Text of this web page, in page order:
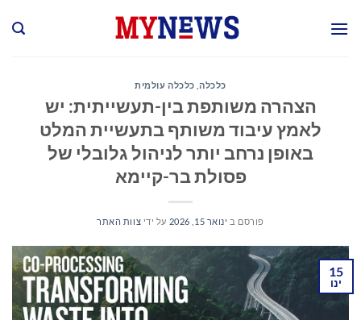
כלכלה, כלכלה עולמית
הצהרה משותפת בין-תעשייתית: יש
לאמץ עיבוד משותף בתעשיית המלט
באופן נרחב יותר לניהול גלובלי של
פסולת בר-קיימא
פורסם ב ינואר 15, 2026 על ידי צוות האתר
15
ינו